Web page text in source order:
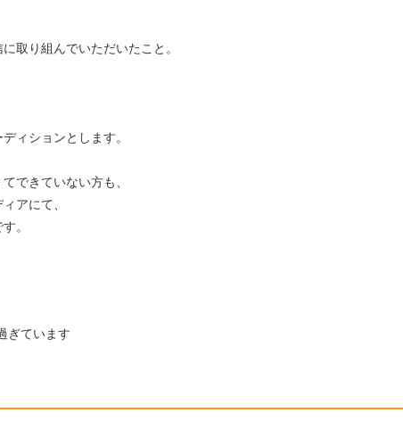
取り組んでいただいたこと。
ィションとします。
できていない方も、
アにて、
。
ぎています